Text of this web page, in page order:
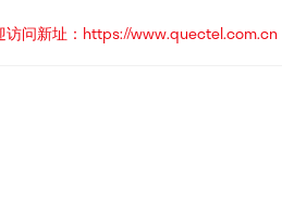
访问新址：https://www.quectel.com.cn